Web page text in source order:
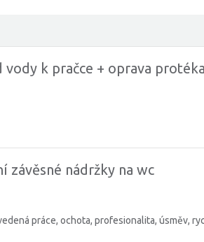
k pračce + oprava
závěsné nádržky na wc
práce, ochota, profesionalita, úsměv,